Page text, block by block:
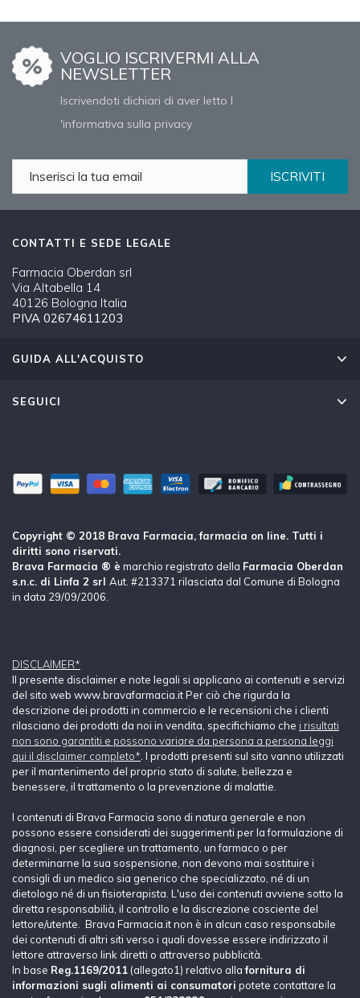
VOGLIO ISCRIVERMI ALLA
NEWSLETTER
Iscrivendoti dichiari di aver letto l
'informativa sulla privacy
ISCRIVITI
CONTATTI E SEDE LEGALE
Farmacia Oberdan srl
Via Altabella 14
40126 Bologna Italia
PIVA 02674611203
GUIDA ALL'ACQUISTO
SEGUICI
Copyright © 2018 Brava Farmacia, farmacia on line. Tutti i
diritti sono riservati.
Brava Farmacia ® è marchio registrato della Farmacia Oberdan
s.n.c. di Linfa 2 srl Aut. #213371 rilasciata dal Comune di Bologna
in data 29/09/2006.
DISCLAIMER*
Il presente disclaimer e note legali si applicano ai contenuti e servizi
del sito web www.bravafarmacia.it Per ciò che rigurda la
descrizione dei prodotti in commercio e le recensioni che i clienti
rilasciano dei prodotti da noi in vendita, specifichiamo che i risultati
non sono garantiti e possono variare da persona a persona leggi
qui il disclaimer completo* . I prodotti presenti sul sito vanno utilizzati
per il mantenimento del proprio stato di salute, bellezza e
benessere, il trattamento o la prevenzione di malattie.
I contenuti di Brava Farmacia sono di natura generale e non
possono essere considerati dei suggerimenti per la formulazione di
diagnosi, per scegliere un trattamento, un farmaco o per
determinarne la sua sospensione, non devono mai sostituire i
consigli di un medico sia generico che specializzato, né di un
dietologo né di un fisioterapista. L'uso dei contenuti avviene sotto la
diretta responsabilià, il controllo e la discrezione cosciente del
lettore/utente. Brava Farmacia.it non è in alcun caso responsabile
dei contenuti di altri siti verso i quali dovesse essere indirizzato il
lettore attraverso link diretti o attraverso pubblicità.
In base Reg.1169/2011 (allegato1) relativo allafornitura di
informazioni sugli alimenti ai consumatori potete contattare la